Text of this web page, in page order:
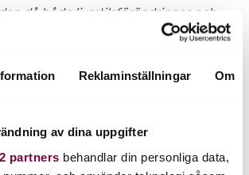
Reklaminställningar Om
av dina uppgifter
partners behandlar din personliga data,
då både livsstilsförändringar och
skulle kunna hjälpa alla som går
startar idag en informationskampanj